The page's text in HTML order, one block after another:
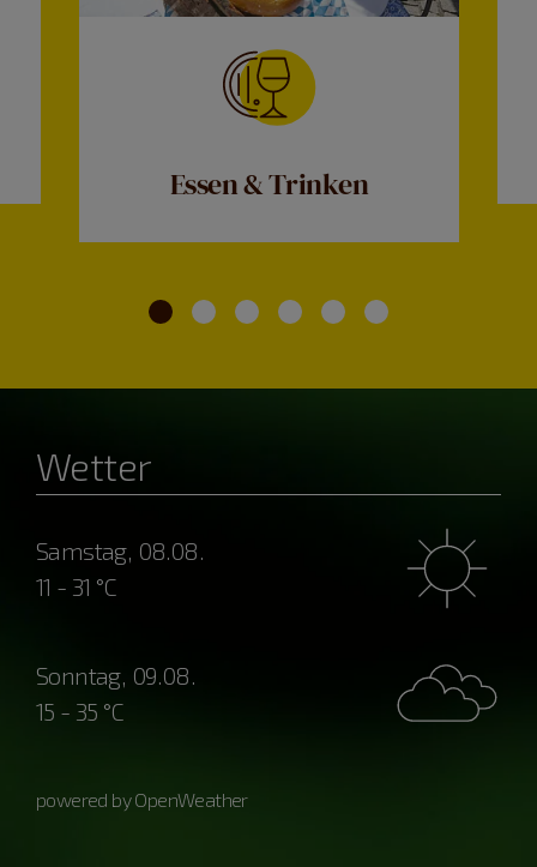
Essen & Trinken
Wetter
Samstag, 08.08.
11 - 31 °C
Sonntag, 09.08.
15 - 35 °C
powered by OpenWeather